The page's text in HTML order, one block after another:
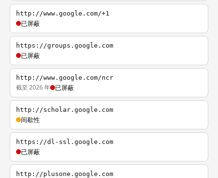
http://www.google.com/+1
已屏蔽
https://groups.google.com
已屏蔽
http://www.google.com/ncr
截至 2026 年 已屏蔽
http://scholar.google.com
间歇性
https://dl-ssl.google.com
已屏蔽
http://plusone.google.com